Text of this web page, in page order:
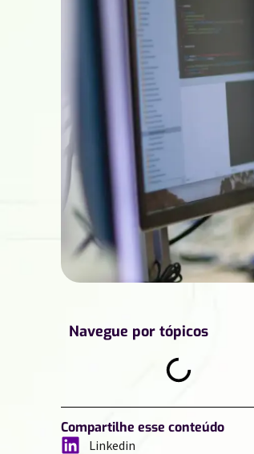
Navegue por tópicos
Compartilhe esse conteúdo
Linkedin